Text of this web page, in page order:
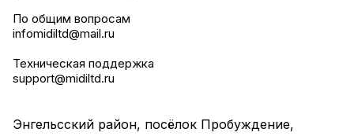
По общим вопросам
infomidiltd@mail.ru
Техническая поддержка
support@midiltd.ru
Энгельсский район, посёлок Пробуждение,